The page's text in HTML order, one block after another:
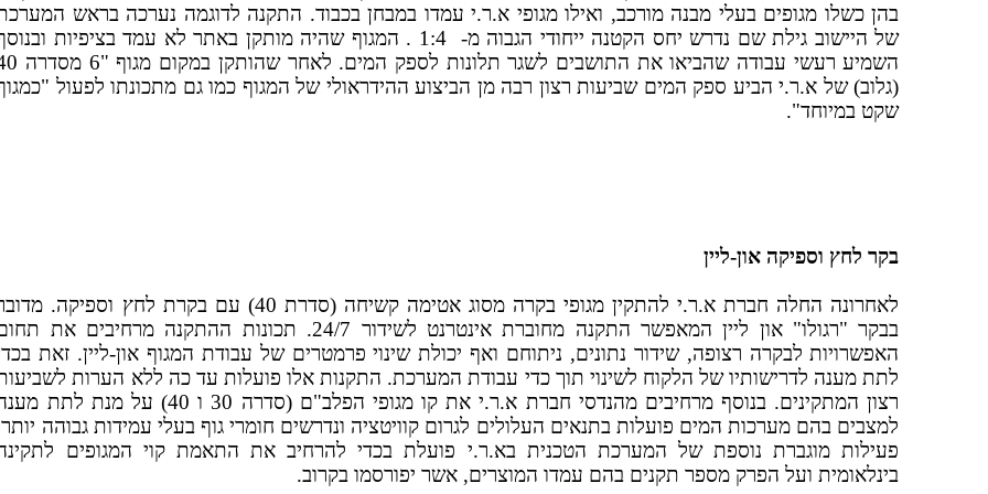
בהן כשלו מגופים בעלי מבנה מורכב, ואילו מגופי א.ר.י עמדו במבחן בכבוד. התקנה לדוגמה נערכה בראש
של היישוב גילת שם נדרש יחס הקטנה ייחודי הגבוה מ- 1:4 . המגוף שהיה מותקן באתר לא עמד בציפיות
השמיע רעשי עבודה שהביאו את התושבים לשגר תלונות לספק
(גלוב) של א.ר.י הביע ספק המים שביעות רצון רבה מן הביצוע ההידראולי של המגוף כמו גם מתכונתו לפעול
שקט במיוחד".
בקר לחץ וספיקה און-ליין
לאחרונה החלה חברת א.ר.י להתקין מגופי בקרה מסוג אטימה קשיחה (סדרת 40) עם בקרת לחץ וספיקה.
בבקר "רגולו" און ליין המאפשר התקנה מחוברת אינטרנט לשידור 24/7. תכונות ההתקנה מרחיבים את
האפשרויות לבקרה רצופה, שידור נתונים, ניתוחם ואף יכולת שינוי פרמטרים של עבודת המגוף און-ליין. זאת
לתת מענה לדרישותיו של הלקוח לשינוי תוך כדי עבודת המערכת. התקנות אלו פועלות עד כה ללא הערות
רצון המתקינים. בנוסף מרחיבים מהנדסי חברת א.ר.י את קו מגופי הפלב"ם (סדרה 30 ו 40) על מנת לתת
למצבים בהם מערכות המים פועלות בתנאים העלולים לגרום קוויטציה ונדרשים חומרי גוף בעלי עמידות גבוהה
פעילות מוגברת נוספת של המערכת הטכנית בא.ר.י פועלת בכדי להרחיב את התאמת קוי המגופים
בינלאומית ועל הפרק מספר תקנים בהם עמדו המוצרים, אשר יפורסמו בקרוב.